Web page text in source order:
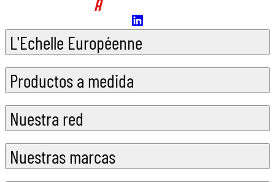
L'Echelle Européenne
Productos a medida
Nuestra red
Nuestras marcas